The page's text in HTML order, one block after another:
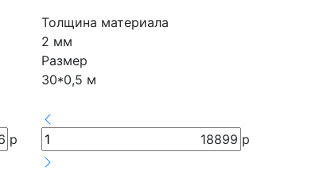
р
Толщина материала
2 мм
Размер
30*0,5 м
18899 р